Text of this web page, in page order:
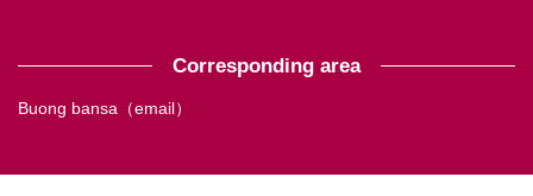
Corresponding area
Buong bansa（email）